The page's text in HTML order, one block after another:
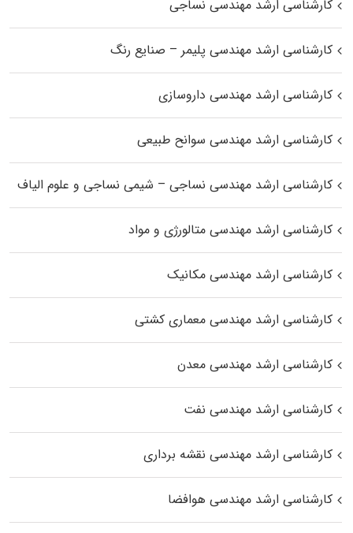
کارشناسی ارشد مهندسی نساجی
کارشناسی ارشد مهندسی پلیمر – صنایع رنگ
کارشناسی ارشد مهندسی داروسازی
کارشناسی ارشد مهندسی سوانح طبیعی
کارشناسی ارشد مهندسی نساجی – شیمی نساجی و علوم الیاف
کارشناسی ارشد مهندسی متالورژی و مواد
کارشناسی ارشد مهندسی مکانیک
کارشناسی ارشد مهندسی معماری کشتی
کارشناسی ارشد مهندسی معدن
کارشناسی ارشد مهندسی نفت
کارشناسی ارشد مهندسی نقشه برداری
کارشناسی ارشد مهندسی هوافضا